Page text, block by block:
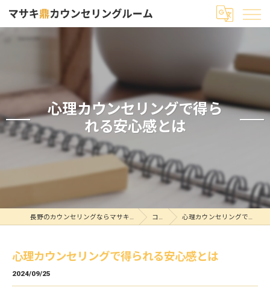
心理カウンセリングで得ら
れる安心感とは
長野のカウンセリングならマサキ鼎カウンセリングルーム コラム 心理カウンセリングで得られる安心感とは
心理カウンセリングで得られる安心感とは
2024/09/25